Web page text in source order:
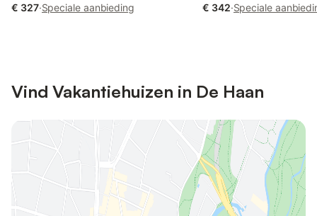
€ 327·Speciale aanbieding
€ 342·Speciale
Vind Vakantiehuizen in De Haan